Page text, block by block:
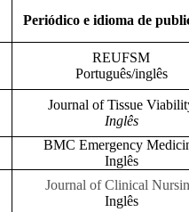
Periódico e idioma de
REUFSM
Português/inglês
Journal of Tissue
Inglês
BMC Emergency
Inglês
Journal of Clinical
Inglês